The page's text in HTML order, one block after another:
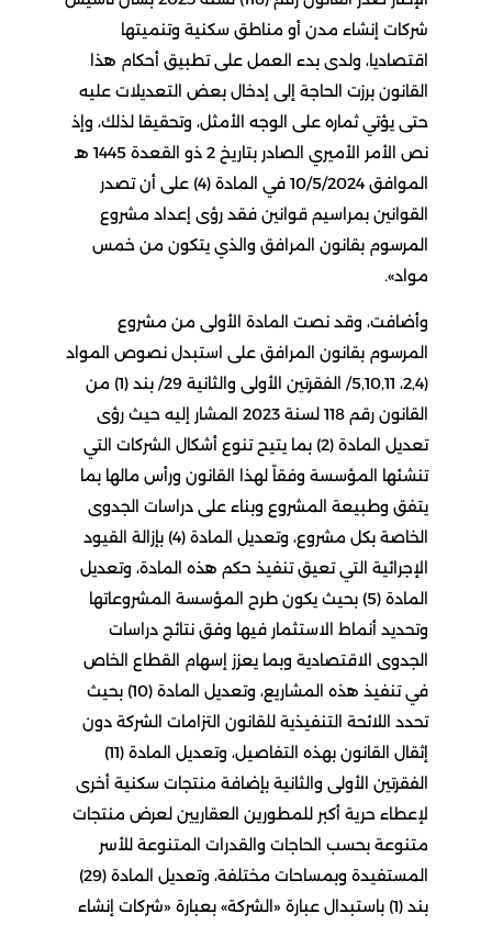
شركات إنشاء مدن أو مناطق سكنية وتنميتها
اقتصاديا، ولدى بدء العمل على تطبيق أحكام هذا
القانون برزت الحاجة إلى إدخال بعض التعديلات عليه
حتى يؤتي ثماره على الوجه الأمثل، وتحقيقا لذلك، وإذ
نص الأمر الأميري الصادر بتاريخ 2 ذو القعدة 1445 هـ
الموافق 10/5/2024 في المادة (4) على أن تصدر
القوانين بمراسيم قوانين فقد رؤى إعداد مشروع
المرسوم بقانون المرافق والذي يتكون من خمس
مواد».
وأضافت، وقد نصت المادة الأولى من مشروع
المرسوم بقانون المرافق على استبدل نصوص المواد
(2,4، 5,10,11/ الفقرتين الأولى والثانية 29/ بند (1) من
القانون رقم 118 لسنة 2023 المشار إليه حيث رؤى
تعديل المادة (2) بما يتيح تنوع أشكال الشركات التي
تنشئها المؤسسة وفقاً لهذا القانون ورأس مالها بما
يتفق وطبيعة المشروع وبناء على دراسات الجدوى
الخاصة بكل مشروع، وتعديل المادة (4) بإزالة القيود
الإجرائية التي تعيق تنفيذ حكم هذه المادة، وتعديل
المادة (5) بحيث يكون طرح المؤسسة المشروعاتها
وتحديد أنماط الاستثمار فيها وفق نتائج دراسات
الجدوى الاقتصادية وبما يعزز إسهام القطاع الخاص
في تنفيذ هذه المشاريع، وتعديل المادة (10) بحيث
تحدد اللائحة التنفيذية للقانون التزامات الشركة دون
إثقال القانون بهذه التفاصيل، وتعديل المادة (11)
الفقرتين الأولى والثانية بإضافة منتجات سكنية أخرى
لإعطاء حرية أكبر للمطورين العقاريين لعرض منتجات
متنوعة بحسب الحاجات والقدرات المتنوعة للأسر
المستفيدة وبمساحات مختلفة، وتعديل المادة (29)
بند (1) باستبدال عبارة «الشركة» بعبارة «شركات إنشاء